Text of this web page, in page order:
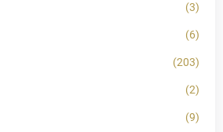
(3)
(6)
(203)
(2)
(9)